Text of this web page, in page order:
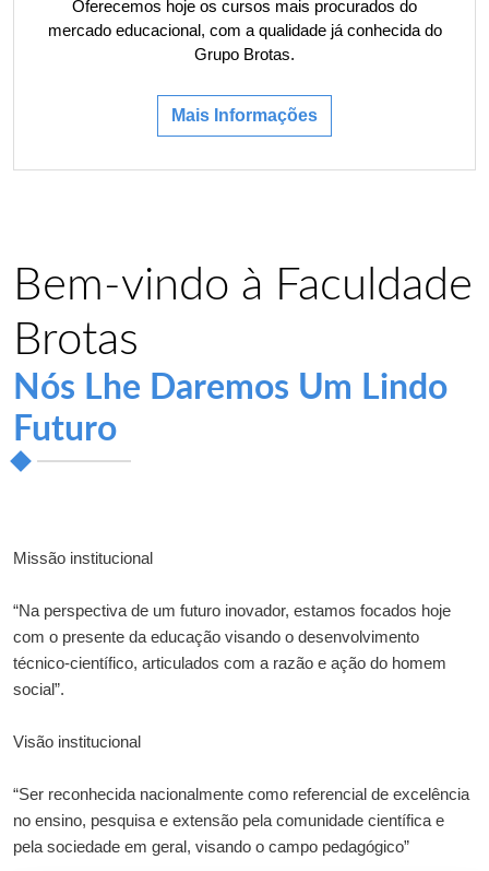
Oferecemos hoje os cursos mais procurados do
mercado educacional, com a qualidade já conhecida do
Grupo Brotas.
Mais Informações
Bem-vindo à Faculdade
Brotas
Nós Lhe Daremos Um Lindo
Futuro
Missão institucional
“Na perspectiva de um futuro inovador, estamos focados hoje
com o presente da educação visando o desenvolvimento
técnico-científico, articulados com a razão e ação do homem
social”.
Visão institucional
“Ser reconhecida nacionalmente como referencial de excelência
no ensino, pesquisa e extensão pela comunidade científica e
pela sociedade em geral, visando o campo pedagógico”